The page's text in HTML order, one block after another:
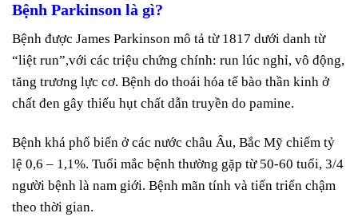
Bệnh Parkinson là gì?
Bệnh được James Parkinson mô tả từ 1817 dưới danh từ
“liệt run”,với các triệu chứng chính: run lúc nghỉ, vô động,
tăng trương lực cơ. Bệnh do thoái hóa tế bào thần kinh ở
chất đen gây thiếu hụt chất dẫn truyền do pamine.
Bệnh khá phổ biến ở các nước châu Âu, Bắc Mỹ chiếm tỷ
lệ 0,6 – 1,1%. Tuổi mắc bệnh thường gặp từ 50-60 tuổi, 3/4
người bệnh là nam giới. Bệnh mãn tính và tiến triển chậm
theo thời gian.